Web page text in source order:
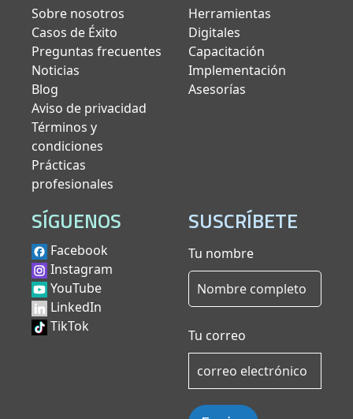
Sobre nosotros
Casos de Éxito
Preguntas frecuentes
Noticias
Blog
Aviso de privacidad
Términos y
condiciones
Prácticas
profesionales
Herramientas
Digitales
Capacitación
Implementación
Asesorías
SÍGUENOS
Facebook
Instagram
YouTube
LinkedIn
TikTok
SUSCRÍBETE
Tu nombre
Tu correo